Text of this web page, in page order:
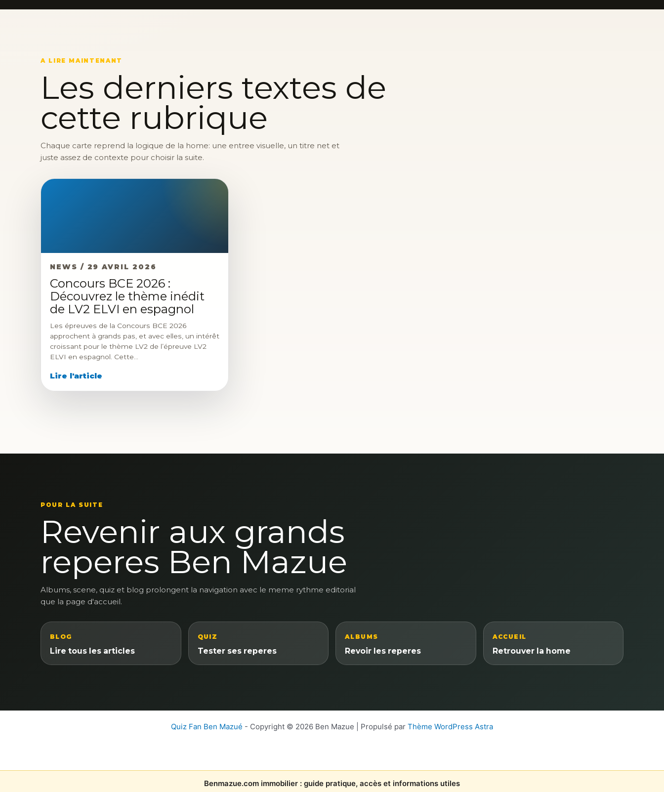
A LIRE MAINTENANT
Les derniers textes de
cette rubrique
Chaque carte reprend la logique de la home: une entree visuelle, un titre net et
juste assez de contexte pour choisir la suite.
NEWS / 29 AVRIL 2026
Concours BCE 2026 :
Découvrez le thème inédit
de LV2 ELVI en espagnol
Les épreuves de la Concours BCE 2026
approchent à grands pas, et avec elles, un intérêt
croissant pour le thème LV2 de l’épreuve LV2
ELVI en espagnol. Cette…
Lire l'article
POUR LA SUITE
Revenir aux grands
reperes Ben Mazue
Albums, scene, quiz et blog prolongent la navigation avec le meme rythme editorial
que la page d'accueil.
BLOG
Lire tous les articles
QUIZ
Tester ses reperes
ALBUMS
Revoir les reperes
ACCUEIL
Retrouver la home
Quiz Fan Ben Mazué - Copyright © 2026 Ben Mazue | Propulsé par Thème WordPress Astra
Benmazue.com immobilier : guide pratique, accès et informations utiles